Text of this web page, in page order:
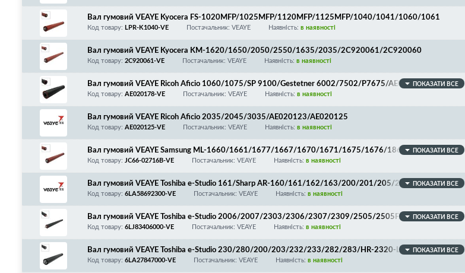
Вал гумовий VEAYE Kyocera FS-1020MFP/1025MFP/1120MFP/1125MFP/1040/1041/1060/1061
Код товару: LPR-K1040-VE Постачальник: VEAYE Наявність: в наявності
Вал гумовий VEAYE Kyocera KM-1620/1650/2050/2550/1635/2035/2C920061/2C920060
Код товару: 2C920061-VE Постачальник: VEAYE Наявність: в наявності
Вал гумовий VEAYE Ricoh Aficio 1060/1075/SP 9100/Gestetner 6002/7502/P7675/AE020112/AE02017
8
ПОКАЗАТИ ВСЕ
Код товару: AE020178-VE Постачальник: VEAYE Наявність: в наявності
Вал гумовий VEAYE Ricoh Aficio 2035/2045/3035/AE020123/AE020125
Код товару: AE020125-VE Постачальник: VEAYE Наявність: в наявності
Вал гумовий VEAYE Samsung ML-1660/1661/1677/1667/1670/1671/1675/1676/1861/1865/1866/21
60/2165/2167/2168/Xpress M2020/2022/2026/2070/SCX-3400/3405/CLP-360/365/415/CLX-330
ПОКАЗАТИ ВСЕ
Код товару: JC66-02716B-VE Постачальник: VEAYE Наявність: в наявності
Вал гумовий VEAYE Toshiba e-Studio 161/Sharp AR-160/161/162/163/200/201/205/206/207/5015/51
20/5316/5320/6LA58692300/NROLR0031QS
ПОКАЗАТИ ВСЕ
Код товару: 6LA58692300-VE Постачальник: VEAYE Наявність: в наявності
Вал гумовий VEAYE Toshiba e-Studio 2006/2007/2303/2306/2307/2309/2505/2505F/2505H/2506/25
07/2809
ПОКАЗАТИ ВСЕ
Код товару: 6LJ83406000-VE Постачальник: VEAYE Наявність: в наявності
Вал гумовий VEAYE Toshiba e-Studio 230/280/200/203/232/233/282/283/HR-2320-L/6LA84018000/6
LA27847000
ПОКАЗАТИ ВСЕ
Код товару: 6LA27847000-VE Постачальник: VEAYE Наявність: в наявності